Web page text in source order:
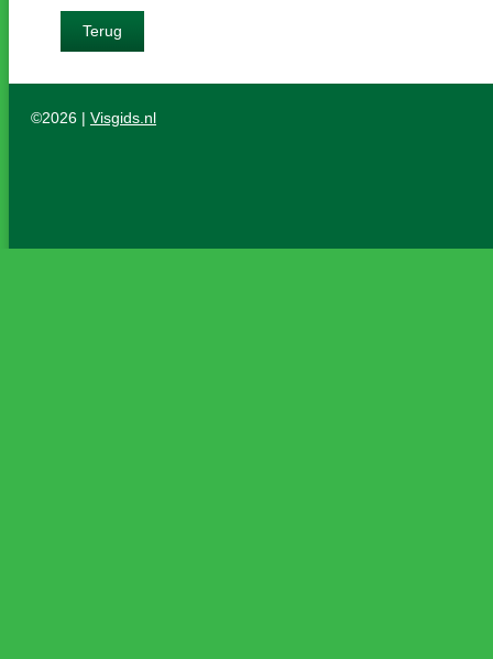
Terug
©2026 | Visgids.nl